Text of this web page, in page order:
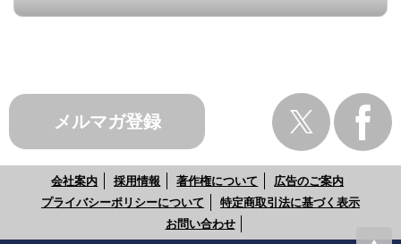
メルマガ登録
会社案内 採用情報 著作権について
広告のご案内
プライバシーポリシーについて
特定商取引法に基づく表示
お問い合わせ